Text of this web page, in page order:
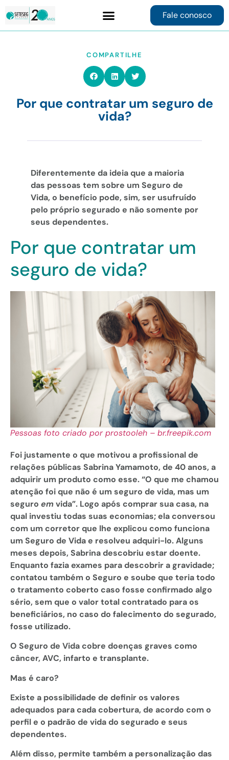
Fale conosco
COMPARTILHE
Por que contratar um seguro de
vida?
Diferentemente da ideia que a maioria
das pessoas tem sobre um Seguro de
Vida, o benefício pode, sim, ser usufruído
pelo próprio segurado e não somente por
seus dependentes.
Por que contratar um
seguro de vida?
Pessoas foto criado por prostooleh – br.freepik.com
Foi justamente o que motivou a profissional de
relações públicas Sabrina Yamamoto, de 40 anos, a
adquirir um produto como esse. “O que me chamou
atenção foi que não é um seguro de vida, mas um
seguro emvida”. Logo após comprar sua casa, na
qual investiu todas suas economias; ela conversou
com um corretor que lhe explicou como funciona
um Seguro de Vida e resolveu adquiri-lo. Alguns
meses depois, Sabrina descobriu estar doente.
Enquanto fazia exames para descobrir a gravidade;
contatou também o Seguro e soube que teria todo
o tratamento coberto caso fosse confirmado algo
sério, sem que o valor total contratado para os
beneficiários, no caso do falecimento do segurado,
fosse utilizado.
O Seguro de Vida cobre doenças graves como
câncer, AVC, infarto e transplante.
Mas é caro?
Existe a possibilidade de definir os valores
adequados para cada cobertura, de acordo com o
perfil e o padrão de vida do segurado e seus
dependentes.
Além disso, permite também a personalização das